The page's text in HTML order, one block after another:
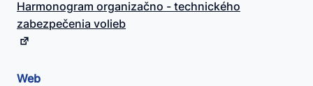
Harmonogram organizačno - technického
zabezpečenia volieb
Web